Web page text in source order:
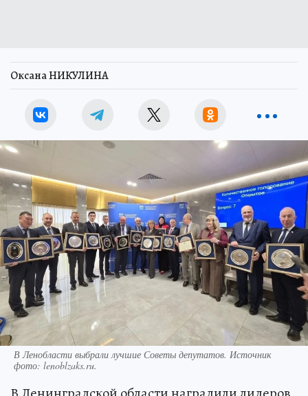
Оксана НИКУЛИНА
В Ленобласти выбрали лучшие Советы депутатов. Источник
фото: lenoblzaks.ru.